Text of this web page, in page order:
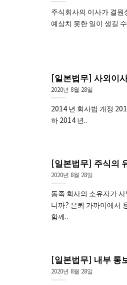
주식회사의 이사가 결
예상치 못한 일이 생길
[일본법무] 사외이
2020년 8월 28일
2014 년 회사법 개정
하 2014 년..
[일본법무] 주식의
2020년 8월 28일
동족 회사의 소유자가
니까? 은퇴 가까이에서
함께..
[일본법무] 내부 통
2020년 8월 28일